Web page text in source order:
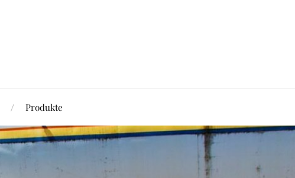
Produkte